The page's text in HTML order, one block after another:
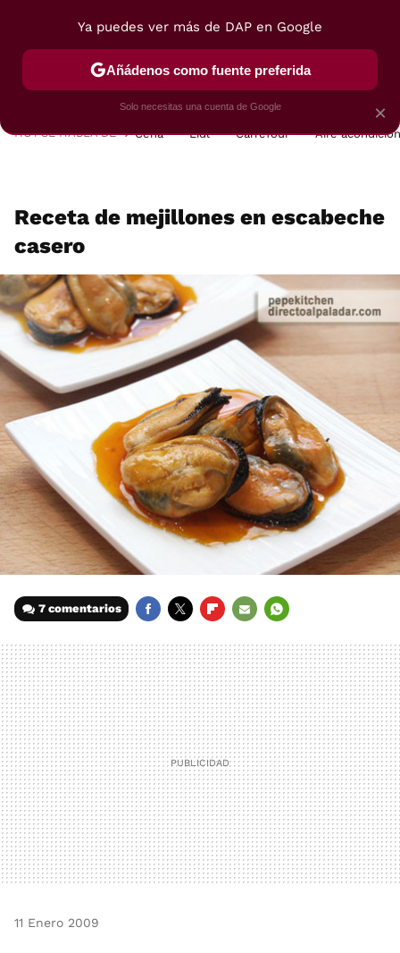
POSTRES VIAJES SELECCIÓN VEGUI
HOY SE HABLA DE Cena Lidl Carrefour Aire
Receta de mejillones en escabeche
casero
7 comentarios
MAIL
11 Enero 2009
×
Ya puedes ver más de DAP en Google
Añádenos como fuente preferida
Solo necesitas una cuenta de Google